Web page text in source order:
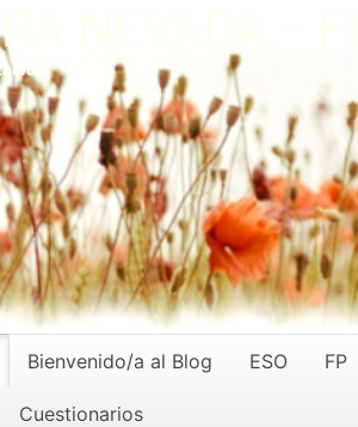
NEVADA -
Bienvenido/a al Blog ESO FP
Cuestionarios